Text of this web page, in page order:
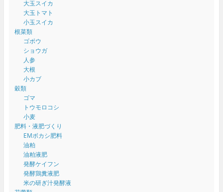
大玉スイカ
大玉トマト
小玉スイカ
根菜類
ゴボウ
ショウガ
人参
大根
小カブ
穀類
ゴマ
トウモロコシ
小麦
肥料・液肥づくり
EMボカシ肥料
油粕
油粕液肥
発酵ケイフン
発酵鶏糞液肥
米の研ぎ汁発酵液